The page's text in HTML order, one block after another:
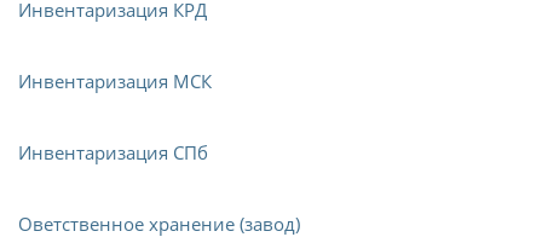
Инвентаризация КРД
Инвентаризация МСК
Инвентаризация СПб
Оветственное хранение (завод)